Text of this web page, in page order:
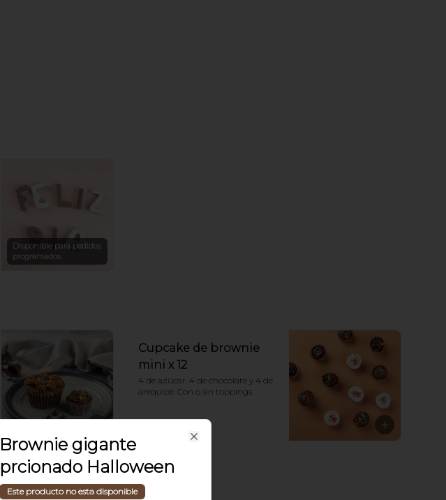
Disponible para pedidos
programados.
Cupcake de brownie
mini x 12
4 de azúcar, 4 de chocolate y 4 de
arequipe. Con o sin toppings.
Brownie gigante
prcionado Halloween
Este producto no esta disponible